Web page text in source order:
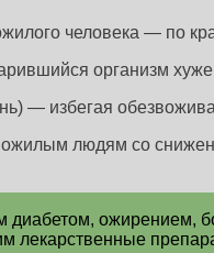
человека — по
организм
— избегая
людям со
ожирением,
лекарственные